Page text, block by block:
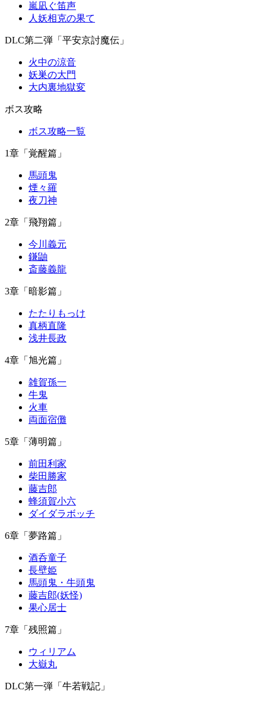
嵐凪ぐ笛声
人妖相克の果て
DLC第二弾「平安京討魔伝」
火中の涼音
妖巣の大門
大内裏地獄変
ボス攻略
ボス攻略一覧
1章「覚醒篇」
馬頭鬼
煙々羅
夜刀神
2章「飛翔篇」
今川義元
鎌鼬
斎藤義龍
3章「暗影篇」
たたりもっけ
真柄直隆
浅井長政
4章「旭光篇」
雑賀孫一
牛鬼
火車
両面宿儺
5章「薄明篇」
前田利家
柴田勝家
藤吉郎
蜂須賀小六
ダイダラボッチ
6章「夢路篇」
酒呑童子
長壁姫
馬頭鬼・牛頭鬼
藤吉郎(妖怪)
果心居士
7章「残照篇」
ウィリアム
大嶽丸
DLC第一弾「牛若戦記」